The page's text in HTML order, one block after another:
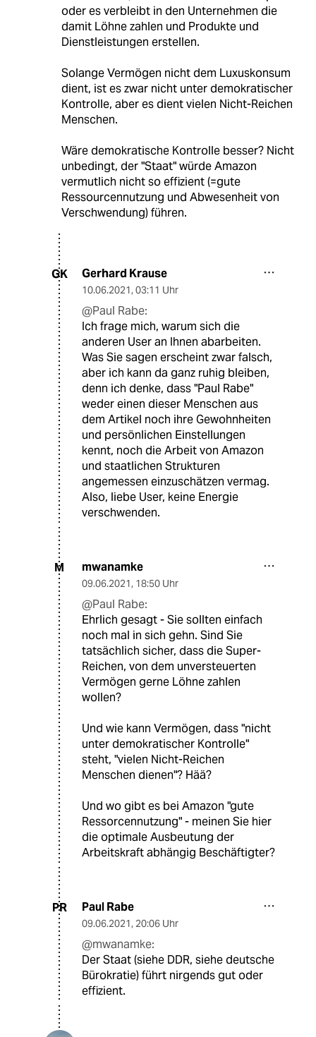
oder es verbleibt in den Unternehmen die
damit Löhne zahlen und Produkte und
Dienstleistungen erstellen.
Solange Vermögen nicht dem Luxuskonsum
dient, ist es zwar nicht unter demokratischer
Kontrolle, aber es dient vielen Nicht-Reichen
Menschen.
Wäre demokratische Kontrolle besser? Nicht
unbedingt, der "Staat" würde Amazon
vermutlich nicht so effizient (=gute
Ressourcennutzung und Abwesenheit von
Verschwendung) führen.
GK Gerhard Krause
10.06.2021, 03:11 Uhr
@Paul Rabe:
Ich frage mich, warum sich die
anderen User an Ihnen abarbeiten.
Was Sie sagen erscheint zwar falsch,
aber ich kann da ganz ruhig bleiben,
denn ich denke, dass "Paul Rabe"
weder einen dieser Menschen aus
dem Artikel noch ihre Gewohnheiten
und persönlichen Einstellungen
kennt, noch die Arbeit von Amazon
und staatlichen Strukturen
angemessen einzuschätzen vermag.
Also, liebe User, keine Energie
verschwenden.
M mwanamke
09.06.2021, 18:50 Uhr
@Paul Rabe:
Ehrlich gesagt - Sie sollten einfach
noch mal in sich gehn. Sind Sie
tatsächlich sicher, dass die Super-
Reichen, von dem unversteuerten
Vermögen gerne Löhne zahlen
wollen?
Und wie kann Vermögen, dass "nicht
unter demokratischer Kontrolle"
steht, "vielen Nicht-Reichen
Menschen dienen"? Hää?
Und wo gibt es bei Amazon "gute
Ressorcennutzung" - meinen Sie hier
die optimale Ausbeutung der
Arbeitskraft abhängig Beschäftigter?
PR Paul Rabe
09.06.2021, 20:06 Uhr
@mwanamke:
Der Staat (siehe DDR, siehe deutsche
Bürokratie) führt nirgends gut oder
effizient.